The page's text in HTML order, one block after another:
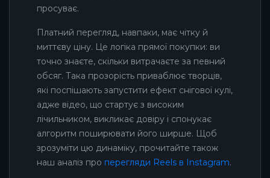
просуває.
Платний перегляд, навпаки, має чітку й
миттєву ціну. Це логіка прямої покупки: ви
точно знаєте, скільки витрачаєте за певний
обсяг. Така прозорість приваблює творців,
які поспішають запустити ефект снігової кулі,
адже відео, що стартує з високим
лічильником, викликає довіру і спонукає
алгоритм поширювати його ширше. Щоб
зрозуміти цю динаміку, прочитайте також
наш аналіз про перегляди Reels в Instagram.